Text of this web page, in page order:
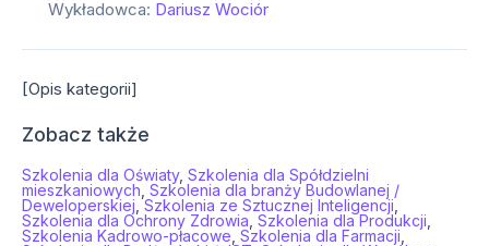
Wykładowca: Dariusz Wociór
[Opis kategorii]
Zobacz także
Szkolenia dla Oświaty, Szkolenia dla Spółdzielni
mieszkaniowych Szkolenia dla branży Budowlanej /
Deweloperskiej ,Szkolenia ze Sztucznej Inteligencji
Szkolenia dla Ochrony Zdrowia Szkolenia dla Produkcji
Szkolenia Kadrowo-płacowe Szkolenia dla Farmacji